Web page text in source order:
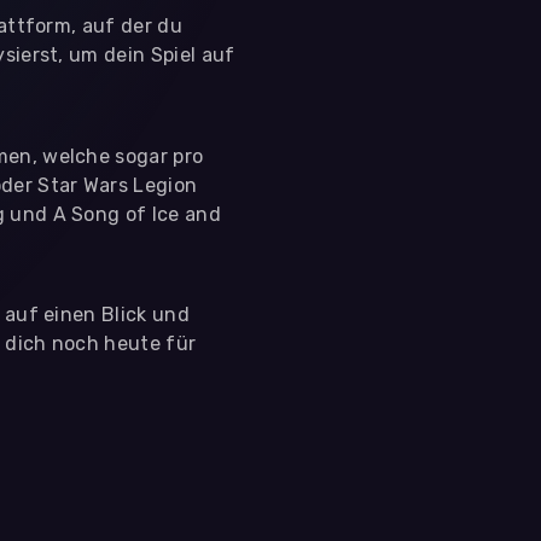
auf der du
um dein Spiel auf
welche sogar pro
Star Wars Legion
und A Song of Ice and
auf einen Blick und
dich noch heute für